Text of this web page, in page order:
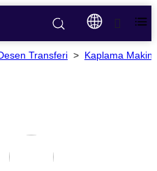
Transferi > Kaplama